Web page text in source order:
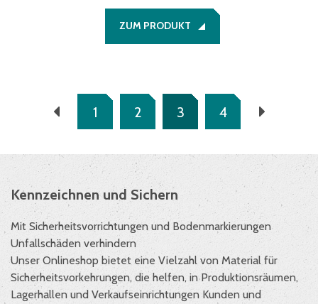
ZUM PRODUKT
1 2 3 4
Kennzeichnen und Sichern
Mit Sicherheitsvorrichtungen und Bodenmarkierungen
Unfallschäden verhindern
Unser Onlineshop bietet eine Vielzahl von Material für
Sicherheitsvorkehrungen, die helfen, in Produktionsräumen,
Lagerhallen und Verkaufseinrichtungen Kunden und